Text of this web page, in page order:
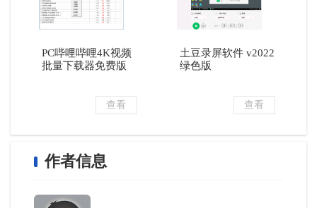
PC哔哩哔哩4K视频
批量下载器免费版
查看
土豆录屏软件 v2022
绿色版
查看
作者信息